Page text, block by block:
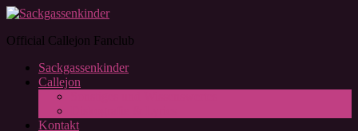
Official Callejon Fanclub
Sackgassenkinder
Callejon
Kontakt